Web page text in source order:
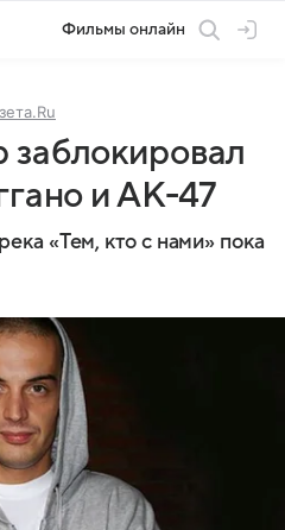
Фильмы онлайн
заблокировал
и АК-47
«Тем, кто с нами» пока